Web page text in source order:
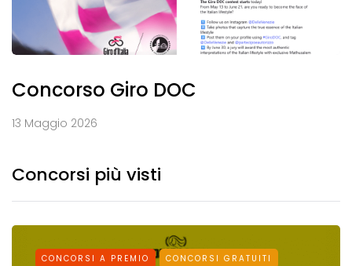
Concorso Giro DOC
13 Maggio 2026
Concorsi più visti
CONCORSI A PREMIO CONCORSI GRATUITI